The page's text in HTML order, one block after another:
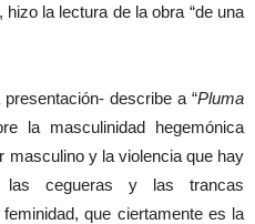
la lectura de la obra “de una
describe a “Pluma
la masculinidad hegemónica
masculino y la violencia que hay
cegueras y las trancas
que ciertamente es la